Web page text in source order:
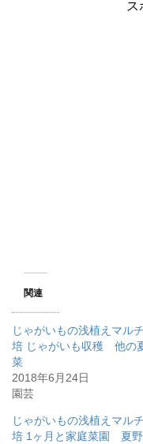
ス
関連
じゃがいもの浅植えマル
培 じゃがいも収穫 他の
菜
2018年6月24日
園芸
じゃがいもの浅植えマル
培 1ヶ月と家庭菜園 夏